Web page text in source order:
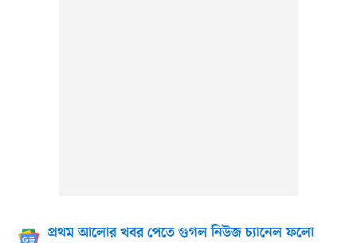
প্রথম আলোর খবর পেতে গুগল নিউজ চ্যানেল ফলো